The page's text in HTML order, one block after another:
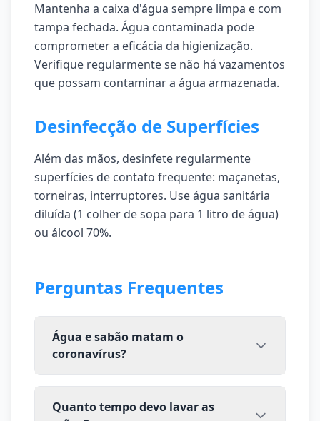
Mantenha a caixa d'água sempre limpa e com
tampa fechada. Água contaminada pode
comprometer a eficácia da higienização.
Verifique regularmente se não há vazamentos
que possam contaminar a água armazenada.
Desinfecção de Superfícies
Além das mãos, desinfete regularmente
superfícies de contato frequente: maçanetas,
torneiras, interruptores. Use água sanitária
diluída (1 colher de sopa para 1 litro de água)
ou álcool 70%.
Perguntas Frequentes
Água e sabão matam o
coronavírus?
Quanto tempo devo lavar as